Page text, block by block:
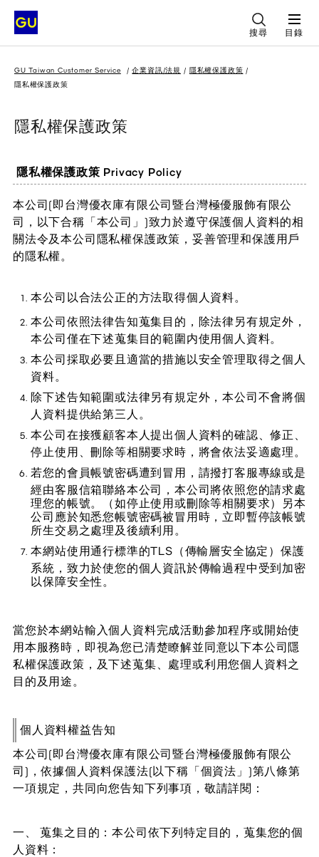
搜尋 目錄
GU Taiwan Customer Service 企業資訊/法規
隱私權保護政策
隱私權保護政策
隱私權保護政策
隱私權保護政策 Privacy Policy
本公司(即台灣優衣庫有限公司暨台灣極優服飾有限公
司，以下合稱「本公司」)致力於遵守保護個人資料的相
關法令及本公司隱私權保護政策，妥善管理和保護用戶
的隱私權。
本公司以合法公正的方法取得個人資料。
本公司依照法律告知蒐集目的，除法律另有規定外，
本公司僅在下述蒐集目的範圍内使用個人資料。
本公司採取必要且適當的措施以安全管理取得之個人
資料。
除下述告知範圍或法律另有規定外，本公司不會將個
人資料提供給第三人。
本公司在接獲顧客本人提出個人資料的確認、修正、
停止使用、刪除等相關要求時，將會依法妥適處理。
若您的會員帳號密碼遭到冒用，請撥打客服專線或是
經由客服信箱聯絡本公司，本公司將依照您的請求處
理您的帳號。（如停止使用或刪除等相關要求）另本
公司應於知悉您帳號密碼被冒用時，立即暫停該帳號
所生交易之處理及後續利用。
本網站使用通行標準的TLS（傳輸層安全協定）保護
系統，致力於使您的個人資訊於傳輸過程中受到加密
以保障安全性。
當您於本網站輸入個人資料完成活動參加程序或開始使
用本服務時，即視為您已清楚瞭解並同意以下本公司隱
私權保護政策，及下述蒐集、處理或利用您個人資料之
目的及用途。
個人資料權益告知
本公司(即台灣優衣庫有限公司暨台灣極優服飾有限公
司)，依據個人資料保護法(以下稱「個資法」)第八條第
一項規定，共同向您告知下列事項，敬請詳閱：
一、 蒐集之目的：本公司依下列特定目的，蒐集您的個
人資料：